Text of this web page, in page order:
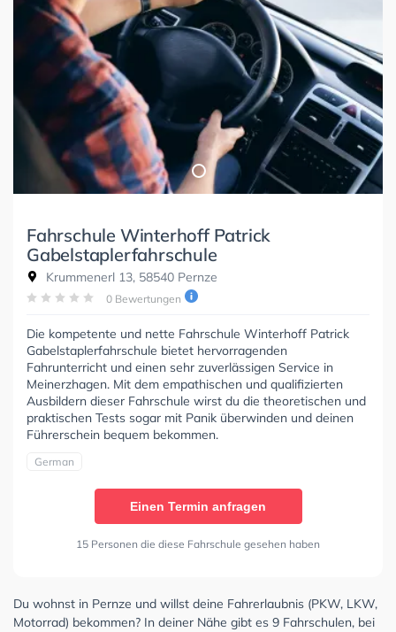
Fahrschule Winterhoff Patrick
Gabelstaplerfahrschule
Krummenerl 13, 58540 Pernze
0 Bewertungen
Die kompetente und nette Fahrschule Winterhoff Patrick
Gabelstaplerfahrschule bietet hervorragenden
Fahrunterricht und einen sehr zuverlässigen Service in
Meinerzhagen. Mit dem empathischen und qualifizierten
Ausbildern dieser Fahrschule wirst du die theoretischen und
praktischen Tests sogar mit Panik überwinden und deinen
Führerschein bequem bekommen.
German
Einen Termin anfragen
15 Personen die diese Fahrschule gesehen haben
Du wohnst in Pernze und willst deine Fahrerlaubnis (PKW, LKW,
Motorrad) bekommen? In deiner Nähe gibt es 9 Fahrschulen, bei